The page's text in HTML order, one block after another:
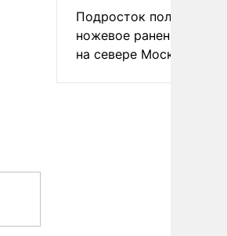
Подросток получил
ножевое ранение в
на севере Москвы